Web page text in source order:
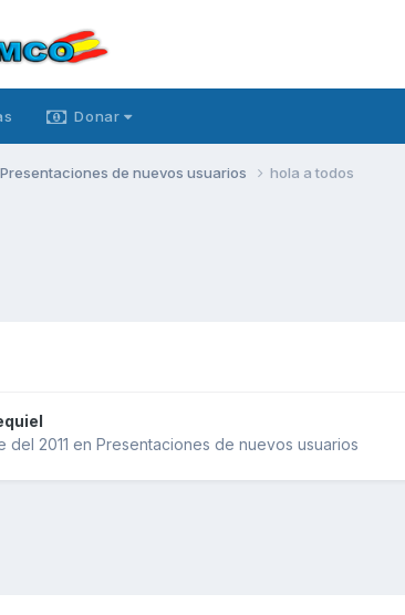
Donar
Presentaciones de nuevos usuarios hola a todos
del 2011 en Presentaciones de nuevos usuarios